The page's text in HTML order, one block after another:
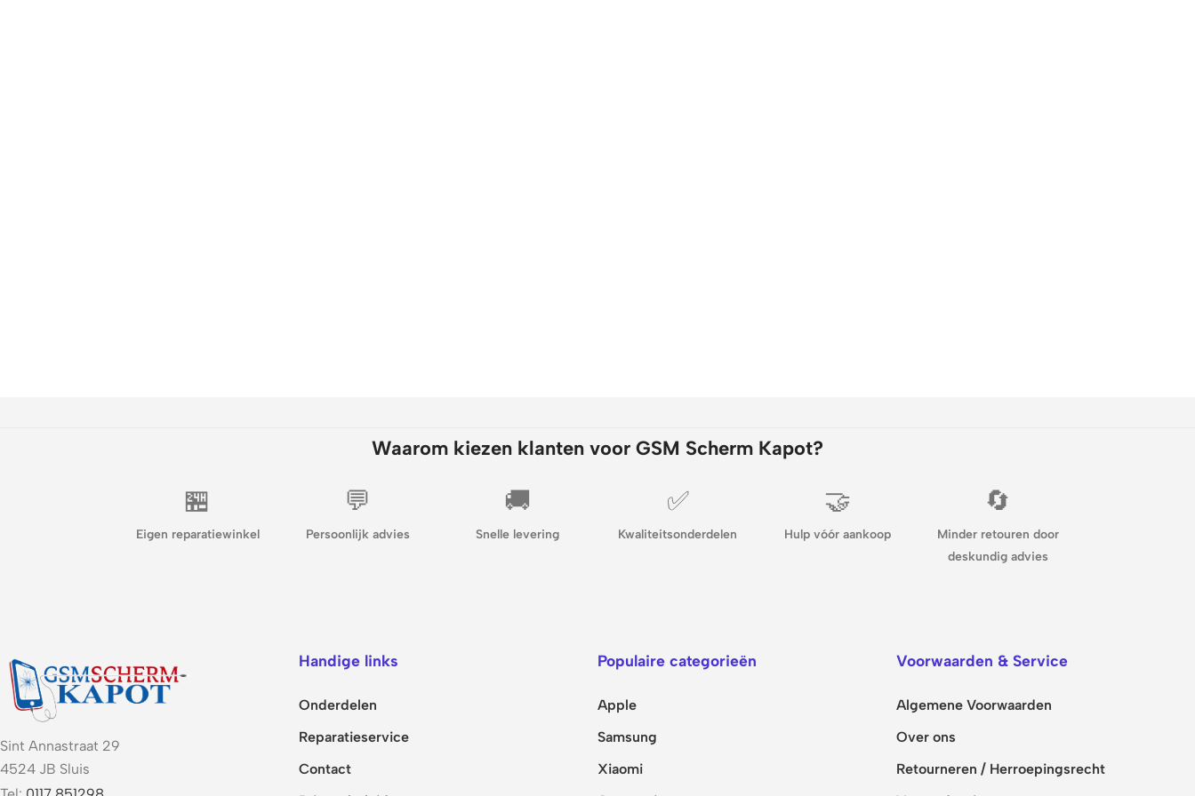
Waarom kiezen klanten voor GSM Scherm Kapot?
🏪
Eigen reparatiewinkel
💬
Persoonlijk advies
🚚
Snelle levering
✅
Kwaliteitsonderdelen
🤝
Hulp vóór aankoop
🔄
Minder retouren door
deskundig advies
Sint Annastraat 29
4524 JB Sluis
Handige links
Onderdelen
Reparatieservice
Contact
Populaire categorieën
Apple
Samsung
Xiaomi
Voorwaarden & Service
Algemene Voorwaarden
Over ons
Retourneren / Herroepingsrecht